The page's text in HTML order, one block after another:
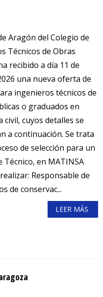
Aragón del Colegio de
Técnicos de Obras
recibido a día 11 de
una nueva oferta de
ingenieros técnicos de
o graduados en
civil, cuyos detalles se
a continuación. Se trata
de selección para un
Técnico, en MATINSA
Responsable de
de conservac...
LEER MÁS